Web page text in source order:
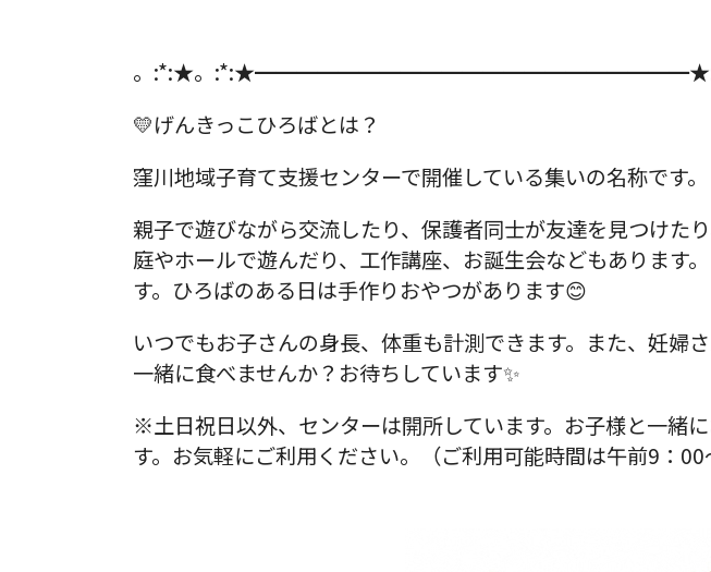
。:*:★。:*:★━━━━━━━━━━━━━━━━━━━━━★:*:
💛げんきっこひろばとは？
窪川地域子育て支援センターで開催している集いの名称です。
親子で遊びながら交流したり、保護者同士が友達を見つけた
庭やホールで遊んだり、工作講座、お誕生会などもあります
す。ひろばのある日は手作りおやつがあります😊
いつでもお子さんの身長、体重も計測できます。また、妊婦
一緒に食べませんか？お待ちしています✨
※土日祝日以外、センターは開所しています。お子様と一緒
す。お気軽にご利用ください。（ご利用可能時間は午前9：